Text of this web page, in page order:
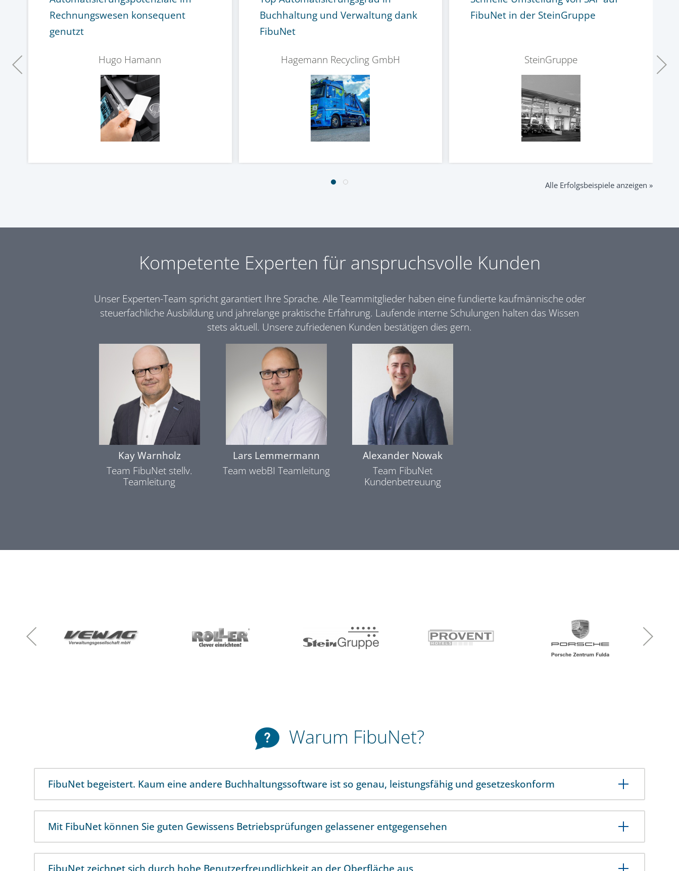
Rechnungswesen konsequent
genutzt
Hugo Hamann
Buchhaltung und Verwaltung dank
FibuNet
Hagemann Recycling GmbH
FibuNet in der SteinGruppe
SteinGruppe
Alle Erfolgsbeispiele anzeigen »
Kompetente Experten für anspruchsvolle Kunden
Unser Experten-Team spricht garantiert Ihre Sprache. Alle Teammitglieder haben eine fundierte kaufmännische oder
steuerfachliche Ausbildung und jahrelange praktische Erfahrung. Laufende interne Schulungen halten das Wissen
stets aktuell. Unsere zufriedenen Kunden bestätigen dies gern.
Kay Warnholz
Team FibuNet stellv.
Teamleitung
Lars Lemmermann
Team webBI Teamleitung
Alexander Nowak
Team FibuNet
Kundenbetreuung
Warum FibuNet?
FibuNet begeistert. Kaum eine andere Buchhaltungssoftware ist so genau, leistungsfähig und gesetzeskonform
Mit FibuNet können Sie guten Gewissens Betriebsprüfungen gelassener entgegensehen